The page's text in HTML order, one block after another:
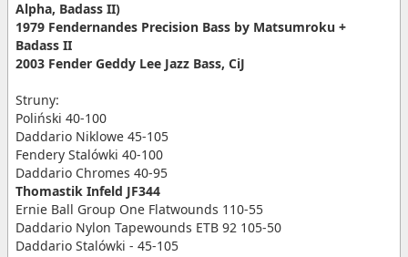
Alpha, Badass II)
1979 Fendernandes Precision Bass by Matsumroku +
Badass II
2003 Fender Geddy Lee Jazz Bass, CiJ
Struny:
Poliński 40-100
Daddario Niklowe 45-105
Fendery Stalówki 40-100
Daddario Chromes 40-95
Thomastik Infeld JF344
Ernie Ball Group One Flatwounds 110-55
Daddario Nylon Tapewounds ETB 92 105-50
Daddario Stalówki - 45-105